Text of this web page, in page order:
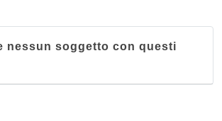
nessun soggetto con questi